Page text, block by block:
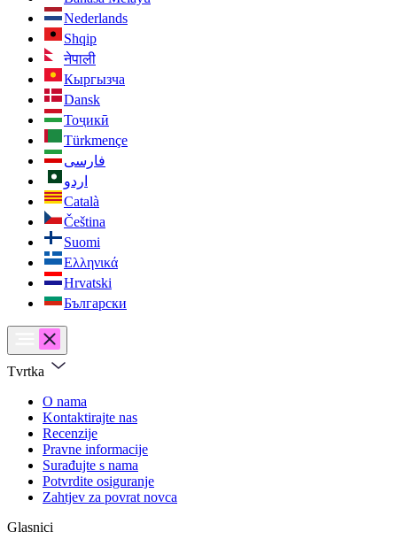
Nederlands
Shqip
नेपाली
Кыргызча
Dansk
Тоҷикӣ
Türkmençe
فارسی
اردو
Català
Čeština
Suomi
Ελληνικά
Hrvatski
Български
Tvrtka
O nama
Kontaktirajte nas
Recenzije
Pravne informacije
Surađujte s nama
Potvrdite osiguranje
Zahtjev za povrat novca
Glasnici